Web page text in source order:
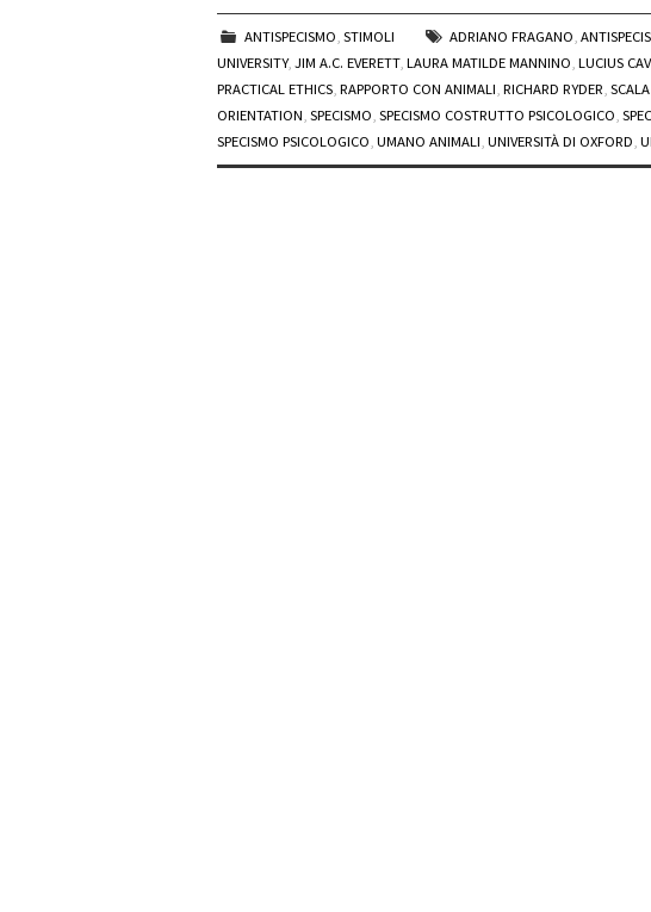
ANTISPECISMO,STIMOLI ADRIANO FRAGANO,
UNIVERSITY, JIM A.C. EVERETT, LAURA MATILDE MANNINO, LUCIUS
PRACTICAL ETHICS, RAPPORTO CON ANIMALI, RICHARD RYDER,
ORIENTATION, SPECISMO, SPECISMO COSTRUTTO PSICOLOGICO,
SPECISMO PSICOLOGICO, UMANO ANIMALI, UNIVERSITÀ DI OXFORD,